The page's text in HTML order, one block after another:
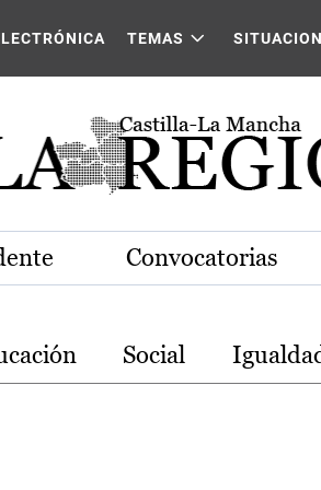
La Mancha
TEMAS
Convocatorias
Social